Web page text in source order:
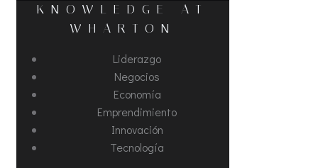
KNOWLEDGE AT
WHARTON
Liderazgo
Negocios
Economía
Emprendimiento
Innovación
Tecnología